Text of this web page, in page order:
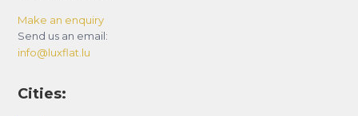
Make an enquiry
Send us an email:
info@luxflat.lu
Cities: